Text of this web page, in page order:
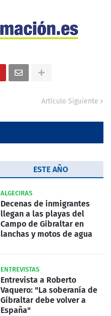
Artículo Siguiente
ESTE AÑO
ALGECIRAS
Decenas de inmigrantes
llegan a las playas del
Campo de Gibraltar en
lanchas y motos de agua
ENTREVISTAS
Entrevista a Roberto
Vaquero: "La soberanía de
Gibraltar debe volver a
España"